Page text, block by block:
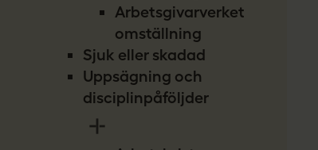
Arbetsgivarverket
omställning
Sjuk eller skadad
Uppsägning och
disciplinpåföljder